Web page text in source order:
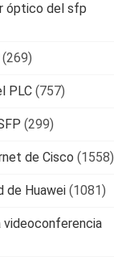
óptico del sfp
(269)
PLC (757)
(299)
de Cisco (1558)
de Huawei (1081)
videoconferencia